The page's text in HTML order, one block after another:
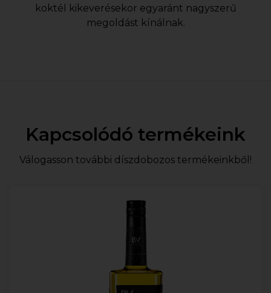
koktél kikeverésekor egyaránt nagyszerű
megoldást kínálnak.
Kapcsolódó termékeink
Válogasson további díszdobozos termékeinkből!